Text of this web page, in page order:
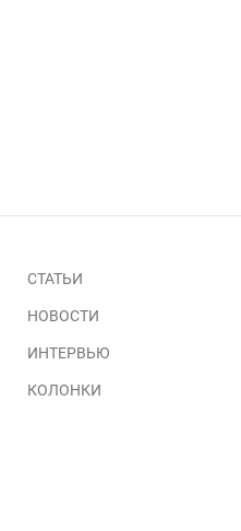
СТАТЬИ
НОВОСТИ
ИНТЕРВЬЮ
КОЛОНКИ